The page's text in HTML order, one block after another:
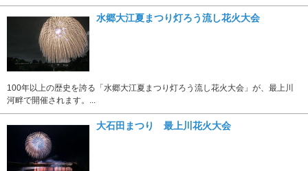
水郷大江夏まつり灯ろう流し花火大会
100年以上の歴史を誇る「水郷大江夏まつり灯ろう流し花火大会」が、最上川
河畔で開催されます。...
大石田まつり 最上川花火大会